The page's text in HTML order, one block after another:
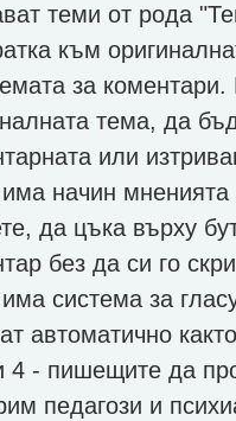
теми от рода
към
за
тема, да
или
начин мненията
да цъка върху
без да си го
система за
автоматично
4 - пишещите да
педагози и